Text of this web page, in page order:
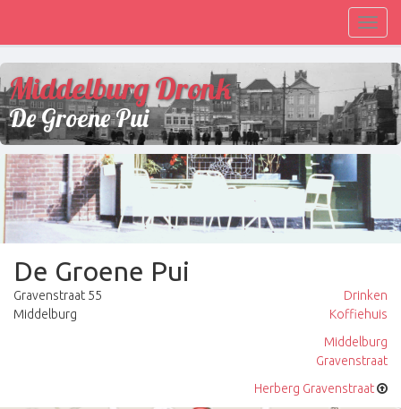
Middelburg Dronk
De Groene Pui
De Groene Pui
Gravenstraat 55
Middelburg
Drinken
Koffiehuis
Middelburg
Gravenstraat
Herberg Gravenstraat